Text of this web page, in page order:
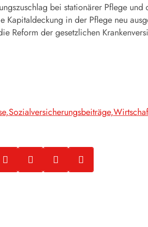
bei stationärer Pflege
in der Pflege neu
Reform der gesetzlichen
Sozialversicherungsbeiträge